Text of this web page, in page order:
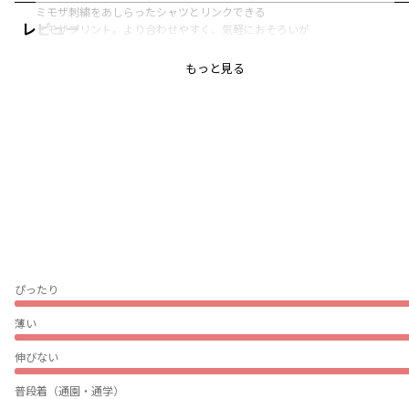
レビュー
ぴったり
薄い
伸びない
普段着（通園・通学）
ミモザ刺繍をあしらったシャツとリンクできる
ミモザプリント。より合わせやすく、気軽におそろいが
ベビー男児01-4248-306
ベビー女児02-4248-014
ベビー雑貨04-4285-607
■素材
本体部分「綿100％」使用。
もっと見る